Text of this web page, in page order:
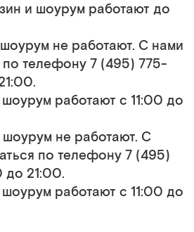
и шоурум работают до
не работают. С нами
по телефону 7 (495) 775-
работают с 11:00 до
шоурум не работают. С
по телефону 7 (495)
21:00.
работают с 11:00 до